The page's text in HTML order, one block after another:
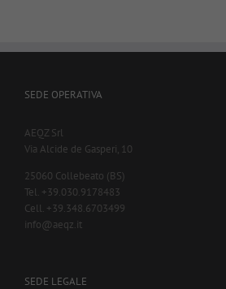
SEDE OPERATIVA
AEQZ Srl
Via Alcide de Gasperi, 10
25060 Collebeato (BS)
Tel. +39.030.9178483
Cell. +39.348.6703499
info@aeqz.it
SEDE LEGALE